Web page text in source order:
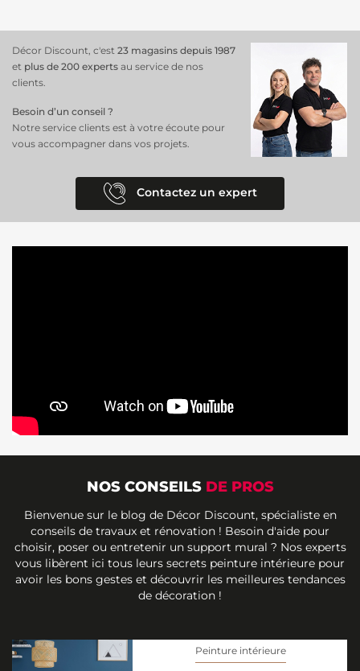
Décor Discount, c'est 23 magasins depuis 1987
et plus de 200 experts au service de nos
clients.
Besoin d’un conseil ?
Notre service clients est à votre écoute pour
vous accompagner dans vos projets.
Contactez un expert
NOS CONSEILS DE PROS
Bienvenue sur le blog de Décor Discount, spécialiste en
conseils de travaux et rénovation ! Besoin d'aide pour
choisir, poser ou entretenir un support mural ? Nos experts
vous libèrent ici tous leurs secrets peinture intérieure pour
avoir les bons gestes et découvrir les meilleures tendances
de décoration !
Peinture intérieure